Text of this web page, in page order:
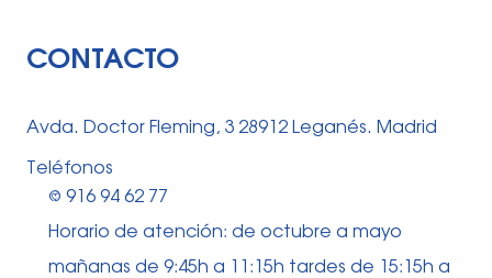
CONTACTO
Avda. Doctor Fleming, 3 28912 Leganés. Madrid
Teléfonos
⅛ 916 94 62 77
Horario de atención: de octubre a mayo
mañanas de 9:45h a 11:15h tardes de 15:15h a